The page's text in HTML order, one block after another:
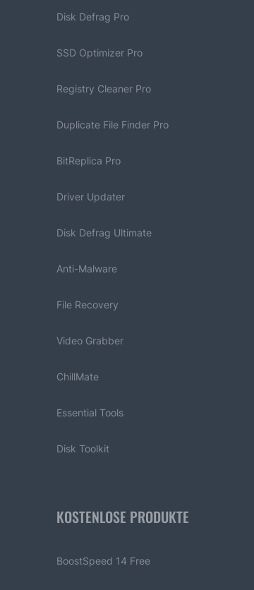
Disk Defrag Pro
SSD Optimizer Pro
Registry Cleaner Pro
Duplicate File Finder Pro
BitReplica Pro
Driver Updater
Disk Defrag Ultimate
Anti-Malware
File Recovery
Video Grabber
ChillMate
Essential Tools
Disk Toolkit
KOSTENLOSE PRODUKTE
BoostSpeed 14 Free